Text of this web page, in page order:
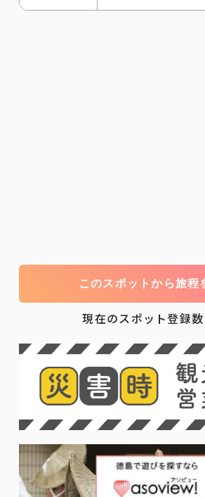
このスポットから旅程
現在のスポット登録数